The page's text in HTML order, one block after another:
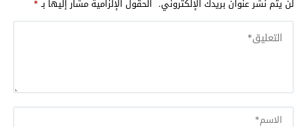
لن يتم نشر عنوان بريدك الإلكتروني. الحقول الإلزامية مشار إليها بـ*